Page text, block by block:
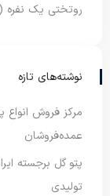
روتختی یک نفره (83)
نوشته‌های تازه
مرکز فروش انواع
عمده‌فروشان
پتو گل برجسته
تولیدی